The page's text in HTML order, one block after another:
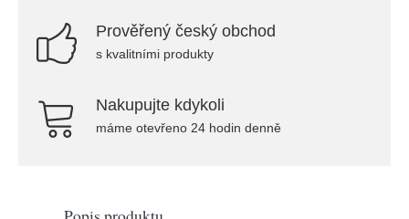
Prověřený český obchod
s kvalitními produkty
Nakupujte kdykoli
máme otevřeno 24 hodin denně